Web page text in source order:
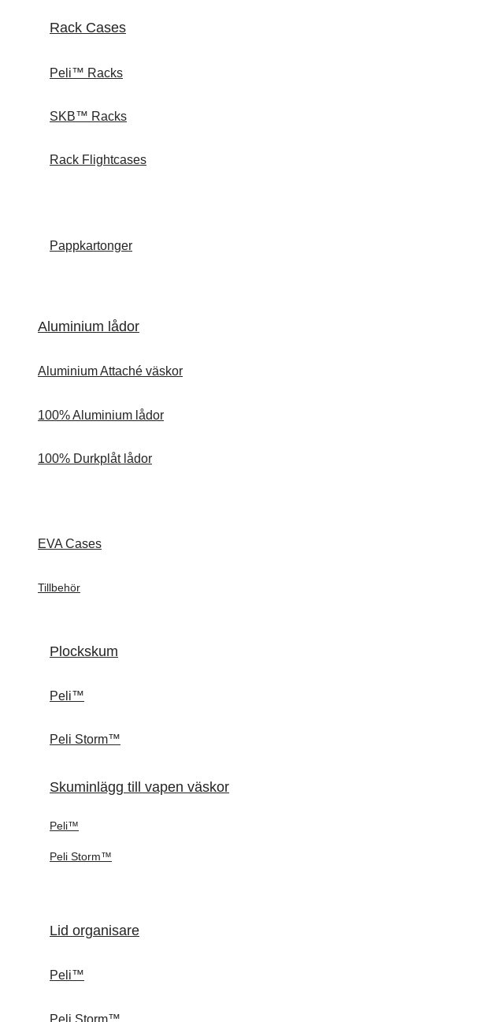
Rack Cases
Peli™ Racks
SKB™ Racks
Rack Flightcases
Pappkartonger
Aluminium lådor
Aluminium Attaché väskor
100% Aluminium lådor
100% Durkplåt lådor
EVA Cases
Tillbehör
Plockskum
Peli™
Peli Storm™
Skuminlägg till vapen väskor
Peli™
Peli Storm™
Lid organisare
Peli™
Peli Storm™